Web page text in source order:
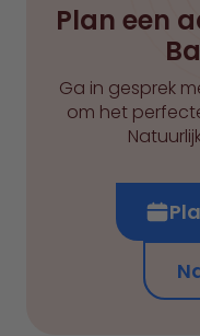
Plan een
Ga in gesprek
om het